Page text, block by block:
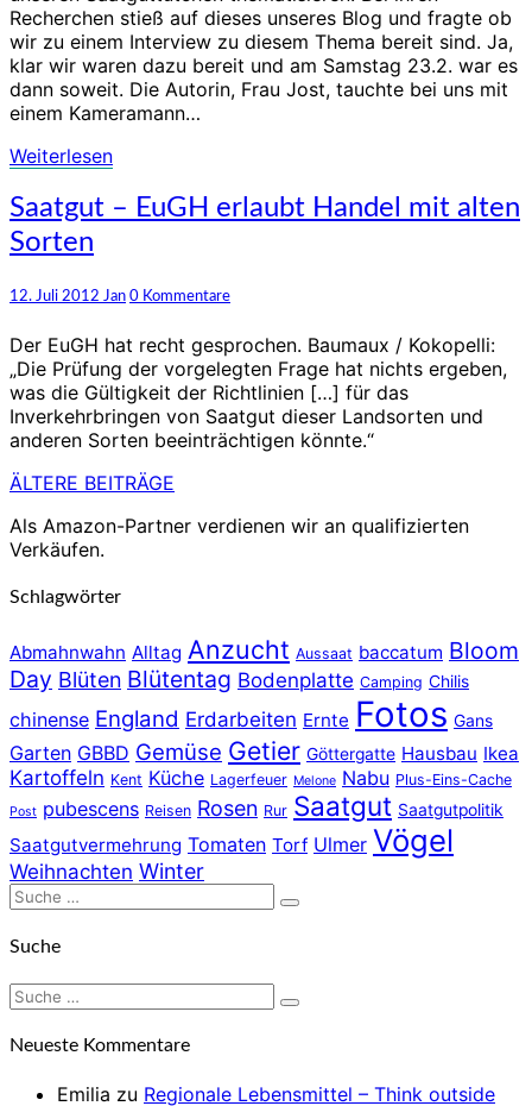
Recherchen stieß auf dieses unseres Blog und fragte ob
wir zu einem Interview zu diesem Thema bereit sind. Ja,
klar wir waren dazu bereit und am Samstag 23.2. war es
dann soweit. Die Autorin, Frau Jost, tauchte bei uns mit
einem Kameramann…
WeiterlesenWeiterlesen
Saatgut
–
EuGH
Handel
alten
Sorten
Saatgut – EuGH erlaubt Handel mit alten
Sorten
12. Juli 2012 Jan Kommentare
0 Kommentare
Der EuGH hat recht gesprochen. Baumaux / Kokopelli:
„Die Prüfung der vorgelegten Frage hat nichts ergeben,
was die Gültigkeit der Richtlinien […] für das
Inverkehrbringen von Saatgut dieser Landsorten und
anderen Sorten beeinträchtigen könnte.“
Beitragsnavigation
ÄLTERE BEITRÄGE
Als Amazon-Partner verdienen wir an qualifizierten
Verkäufen.
Schlagwörter
Abmahnwahn Alltag Anzucht Aussaat baccatum Bloom
Day Blüten Blütentag Bodenplatte Camping Chilis
chinense England Erdarbeiten Ernte Fotos Gans
Garten GBBD Gemüse Getier Göttergatte Hausbau Ikea
Kartoffeln Kent Küche Lagerfeuer Melone Nabu Plus-Eins-Cache
Post pubescens Reisen Rosen Rur Saatgut Saatgutpolitik
Saatgutvermehrung Tomaten Torf Ulmer Vögel
Weihnachten Winter
Suche
Suchen
Suche
Suche
nach:
Suchen
Neueste Kommentare
Emilia zu Regionale Lebensmittel – Think outside